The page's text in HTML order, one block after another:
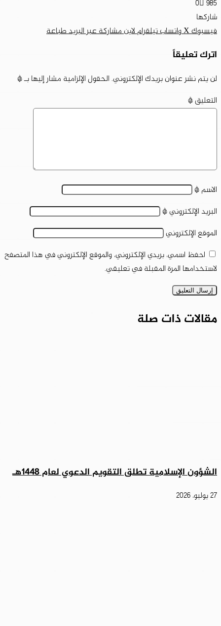
0 985
شاركها
فيسبوك‫Xواتسابتيلقراملاينمشاركة عبر البريدطباعة
اترك تعليقاً
لن يتم نشر عنوان بريدك الإلكتروني. الحقول الإلزامية مشار إليها بـ*
التعليق*
الاسم*
البريد الإلكتروني*
الموقع الإلكتروني
احفظ اسمي، بريدي الإلكتروني، والموقع الإلكتروني في هذا المتصفح
لاستخدامها المرة المقبلة في تعليقي.
مقالات ذات صلة
الشؤون الإسلامية تطلق التقويم الدعوي لعام 1448هـ
27 يوليو، 2026